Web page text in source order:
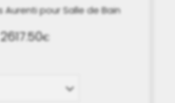
Aurenti pour Salle de Bain
2617.50€
340.50€